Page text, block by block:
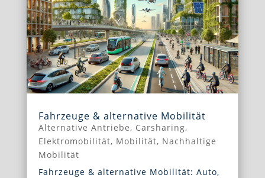
Fahrzeuge & alternative Mobilität
Alternative Antriebe, Carsharing,
Elektromobilität, Mobilität, Nachhaltige
Mobilität
Fahrzeuge & alternative Mobilität: Auto,